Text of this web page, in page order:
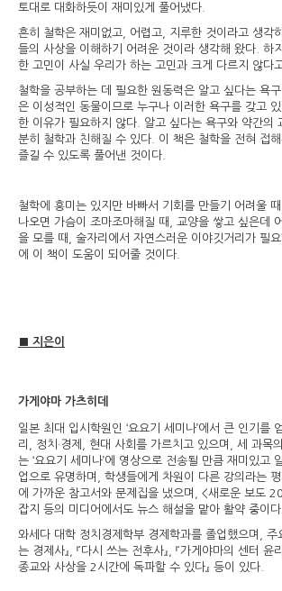
토대로 대화하듯이 재미있게 풀어냈다.
흔히 철학은 재미없고, 어렵고, 지루한 것이라고 생각
들의 사상을 이해하기 어려운 것이라 생각해 왔다. 하
한 고민이 사실 우리가 하는 고민과 크게 다르지 않다
철학을 공부하는 데 필요한 원동력은 알고 싶다는 욕
은 이성적인 동물이므로 누구나 이러한 욕구를 갖고
한 이유가 필요하지 않다. 알고 싶다는 욕구와 약간의
분히 철학과 친해질 수 있다. 이 책은 철학을 전혀 접
즐길 수 있도록 풀어낸 것이다.
철학에 흥미는 있지만 바빠서 기회를 만들기 어려울
나오면 가슴이 조마조마해질 때, 교양을 쌓고 싶은데
을 모를 때, 술자리에서 자연스러운 이야깃거리가 필
에 이 책이 도움이 되어줄 것이다.
■ 지은이
가게야마 가츠히데
일본 최대 입시학원인 ‘요요기 세미나’에서 큰 인기를
리, 정치·경제, 현대 사회를 가르치고 있으며, 세 과목
는 ‘요요기 세미나’에 영상으로 전송될 만큼 재미있고
업으로 유명하며, 학생들에게 차원이 다른 강의라는
에 가까운 참고서와 문제집을 냈으며, <새로운 보도
잡지 등의 미디어에서도 뉴스 해설을 맡아 활약 중이다.
와세다 대학 정치경제학부 경제학과를 졸업했으며, 주
는 경제사』, 『다시 쓰는 전후사』, 『가게야마의 센터 윤
종교와 사상을 2시간에 독파할 수 있다』 등이 있다.